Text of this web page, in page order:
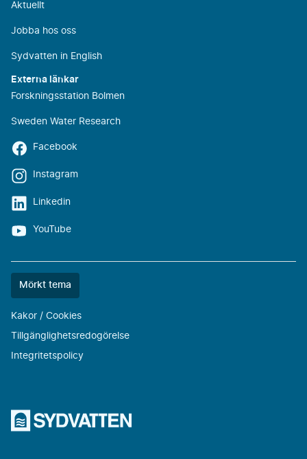
Aktuellt
Jobba hos oss
Sydvatten in English
Externa länkar
Forskningsstation Bolmen
Sweden Water Research
Facebook
Instagram
Linkedin
YouTube
Färgtemat
Mörkt tema
Kakor / Cookies
Tillgänglighetsredogörelse
Integritetspolicy